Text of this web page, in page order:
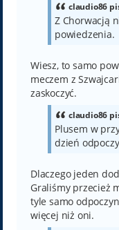
claudio86
Z Chorwacją
powiedzenia.
Wiesz, to samo
meczem z
zaskoczyć.
claudio86
Plusem w
dzień
Dlaczego jeden
Graliśmy przecież
tyle samo
więcej niż oni.